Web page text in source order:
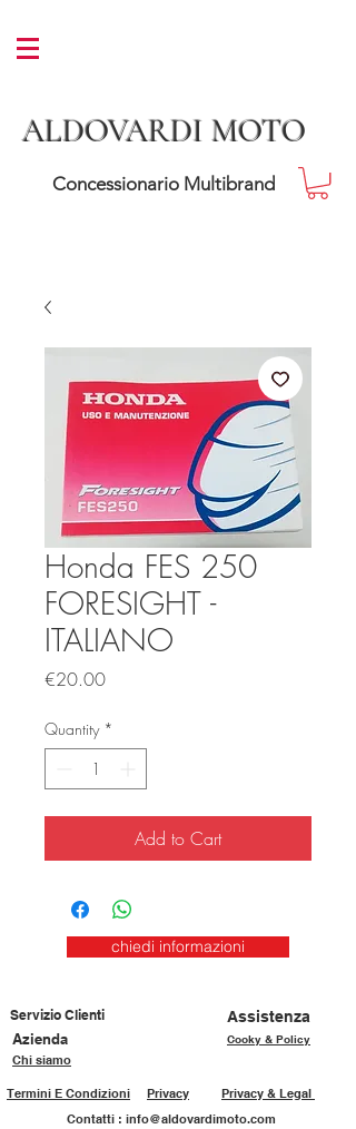
ALDOVARDI MOTO
Concessionario Multibrand
Honda FES 250
FORESIGHT -
ITALIANO
€20.00Price
Quantity *
Add to Cart
chiedi informazioni
Servizio Clienti
Assistenza
Azienda
Cooky & Policy
Chi siamo
Privacy & Legal
Privacy
Termini E Condizioni
Contatti : info@aldovardimoto.com